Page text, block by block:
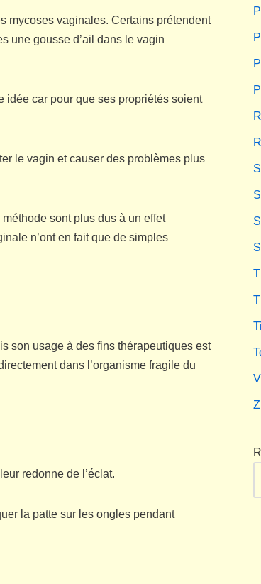
mycoses vaginales. Certains prétendent
une gousse d’ail dans le vagin
idée car pour que ses propriétés soient
le vagin et causer des problèmes plus
sont plus dus à un effet
n’ont en fait que de simples
son usage à des fins thérapeutiques est
dans l’organisme fragile du
redonne de l’éclat.
la patte sur les ongles pendant